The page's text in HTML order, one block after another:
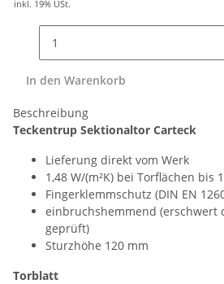
inkl. 19% USt.
In den Warenkorb
Beschreibung
Teckentrup Sektionaltor Carteck
Lieferung direkt vom Werk
1,48 W/(m²K) bei Torflächen bis
Fingerklemmschutz (DIN EN
einbruchshemmend (erschwert
geprüft)
Sturzhöhe 120 mm
Torblatt